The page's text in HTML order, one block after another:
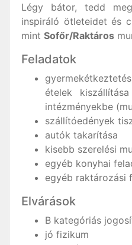
Légy bátor, tedd
inspiráló ötleteidet és
mint Sofőr/Raktáros
Feladatok
ételek
intézményekbe
szállítóedények
autók takarítása
kisebb szerelési
egyéb konyhai
egyéb raktározási
Elvárások
B kategóriás
jó fizikum